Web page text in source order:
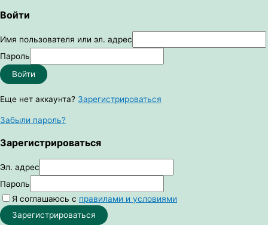
Войти
Имя пользователя или эл. адрес
Пароль
Войти
Еще нет аккаунта? Зарегистрироваться
Забыли пароль?
Зарегистрироваться
Эл. адрес
Пароль
Я соглашаюсь с правилами и условиями
Зарегистрироваться